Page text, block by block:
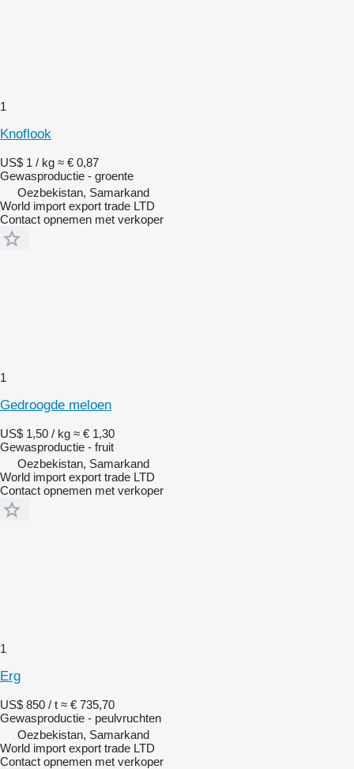
1
Knoflook
US$ 1 / kg ≈ € 0,87
Gewasproductie - groente
Oezbekistan, Samarkand
World import export trade LTD
Contact opnemen met verkoper
1
Gedroogde meloen
US$ 1,50 / kg ≈ € 1,30
Gewasproductie - fruit
Oezbekistan, Samarkand
World import export trade LTD
Contact opnemen met verkoper
1
Erg
US$ 850 / t ≈ € 735,70
Gewasproductie - peulvruchten
Oezbekistan, Samarkand
World import export trade LTD
Contact opnemen met verkoper